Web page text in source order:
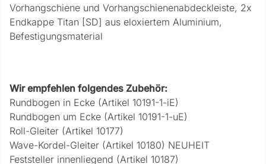
Vorhangschiene und Vorhangschienenabdeckleiste, 2x
Endkappe Titan [SD] aus eloxiertem Aluminium,
Befestigungsmaterial
Wir empfehlen folgendes Zubehör:
Rundbogen in Ecke (Artikel 10191-1-iE)
Rundbogen um Ecke (Artikel 10191-1-uE)
Roll-Gleiter (Artikel 10177)
Wave-Kordel-Gleiter (Artikel 10180) NEUHEIT
Feststeller innenliegend (Artikel 10187)